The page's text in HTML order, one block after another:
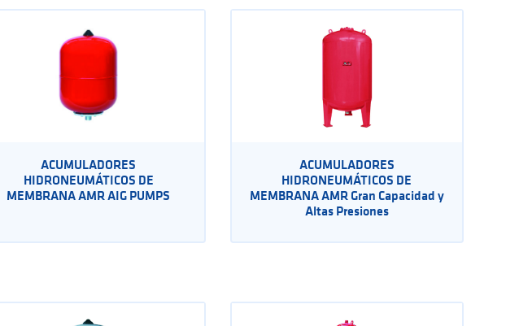
ACUMULADORES
HIDRONEUMÁTICOS DE
MEMBRANA AMR AIG PUMPS
ACUMULADORES
HIDRONEUMÁTICOS DE
MEMBRANA AMR Gran Capacidad y
Altas Presiones